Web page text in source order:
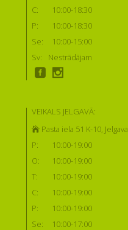
C:
10:00-18:30
P:
10:00-18:30
Se:
10:00-15:00
Sv:
Nestrādājam
VEIKALS JELGAVĀ:
Pasta iela 51 K-10, Jelgava
P:
10:00-19:00
O:
10:00-19:00
T:
10:00-19:00
C:
10:00-19:00
P:
10:00-19:00
Se:
10:00-17:00